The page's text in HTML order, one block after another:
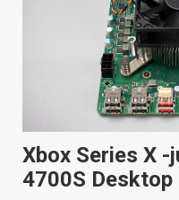
Xbox Series X
4700S